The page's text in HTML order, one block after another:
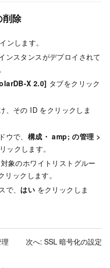
削除
ンします。
ンスタンスがデプロイされて
X 2.0] タブをクリック
、その ID をクリックしま
で、 構成・ amp; の管理 >
ックします。
象のホワイトリストグルー
リックします。
、 はい をクリックしま
次へ: SSL 暗号化の設定